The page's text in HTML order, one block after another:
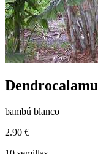
bambú blanco
2.90 €